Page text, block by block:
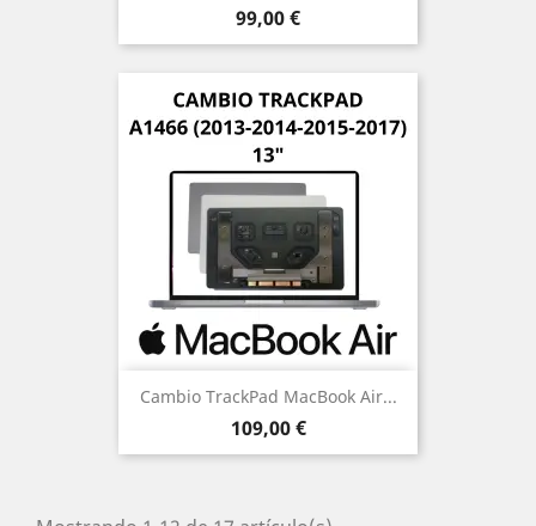
Precio
99,00 €
Cambio TrackPad MacBook Air...
Precio
109,00 €